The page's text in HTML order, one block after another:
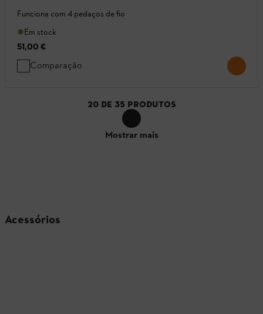
Funciona com 4 pedaços de fio
Em stock
51,00 €
Comparação
20 DE 35 PRODUTOS
Mostrar mais
Acessórios